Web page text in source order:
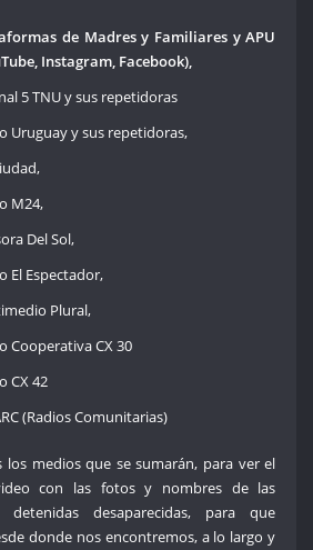
de Madres y Familiares y APU
Instagram, Facebook),
5 TNU y sus repetidoras
Uruguay y sus repetidoras,
M24,
Del Sol,
El Espectador,
Plural,
Cooperativa CX 30
CX 42
(Radios Comunitarias)
los medios que se sumarán, para ver el
con las fotos y nombres de las
detenidas desaparecidas, para que
donde nos encontremos, a lo largo y